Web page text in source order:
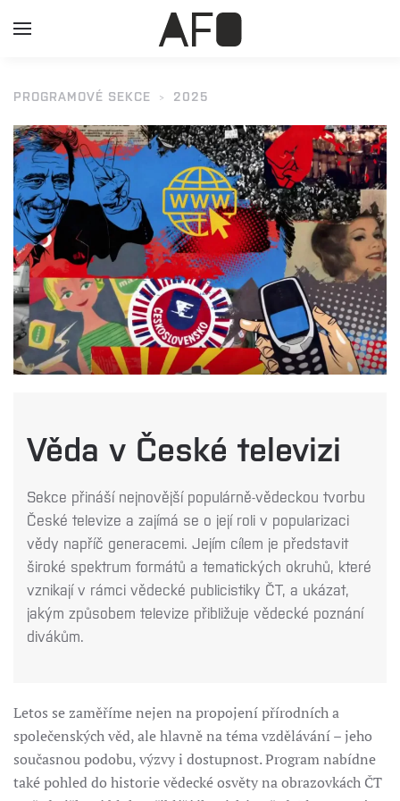
PROGRAMOVÉ SEKCE 2025
Věda v České televizi
Sekce přináší nejnovější populárně-vědeckou tvorbu
České televize a zajímá se o její roli v popularizaci
vědy napříč generacemi. Jejím cílem je představit
široké spektrum formátů a tematických okruhů, které
vznikají v rámci vědecké publicistiky ČT, a ukázat,
jakým způsobem televize přibližuje vědecké poznání
divákům.
Letos se zaměříme nejen na propojení přírodních a
společenských věd, ale hlavně na téma vzdělávání – jeho
současnou podobu, výzvy i dostupnost. Program nabídne
také pohled do historie vědecké osvěty na obrazovkách ČT